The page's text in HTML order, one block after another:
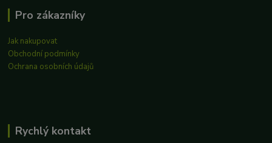
Pro zákazníky
Jak nakupovat
Obchodní podmínky
Ochrana osobních údajů
Rychlý kontakt